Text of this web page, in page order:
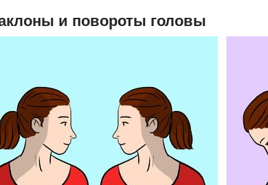
и повороты головы